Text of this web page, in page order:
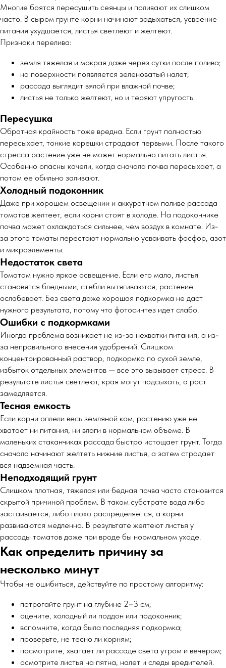
Многие боятся пересушить сеянцы и поливают их слишком
часто. В сыром грунте корни начинают задыхаться, усвоение
питания ухудшается, листья светлеют и желтеют.
Признаки перелива:
земля тяжелая и мокрая даже через сутки после полива;
на поверхности появляется зеленоватый налет;
рассада выглядит вялой при влажной почве;
листья не только желтеют, но и теряют упругость.
Пересушка
Обратная крайность тоже вредна. Если грунт полностью
пересыхает, тонкие корешки страдают первыми. После такого
стресса растение уже не может нормально питать листья.
Особенно опасны качели, когда сначала почва пересыхает, а
потом ее обильно заливают.
Холодный подоконник
Даже при хорошем освещении и аккуратном поливе рассада
томатов желтеет, если корни стоят в холоде. На подоконнике
почва может охлаждаться сильнее, чем воздух в комнате. Из-
за этого томаты перестают нормально усваивать фосфор, азот
и микроэлементы.
Недостаток света
Томатам нужно яркое освещение. Если его мало, листья
становятся бледными, стебли вытягиваются, растение
ослабевает. Без света даже хорошая подкормка не даст
нужного результата, потому что фотосинтез идет слабо.
Ошибки с подкормками
Иногда проблема возникает не из-за нехватки питания, а из-
за неправильного внесения удобрений. Слишком
концентрированный раствор, подкормка по сухой земле,
избыток отдельных элементов — все это вызывает стресс. В
результате листья светлеют, края могут подсыхать, а рост
замедляется.
Тесная емкость
Если корни оплели весь земляной ком, растению уже не
хватает ни питания, ни влаги в нормальном объеме. В
маленьких стаканчиках рассада быстро истощает грунт. Тогда
сначала начинают желтеть нижние листья, а затем страдает
вся надземная часть.
Неподходящий грунт
Слишком плотная, тяжелая или бедная почва часто становится
скрытой причиной проблем. В таком субстрате вода либо
застаивается, либо плохо распределяется, а корни
развиваются медленно. В результате желтеют листья у
рассады томатов даже при вроде бы нормальном уходе.
Как определить причину за
несколько минут
Чтобы не ошибиться, действуйте по простому алгоритму:
потрогайте грунт на глубине 2–3 см;
оцените, холодный ли поддон или подоконник;
вспомните, когда была последняя подкормка;
проверьте, не тесно ли корням;
посмотрите, хватает ли рассаде света утром и вечером;
осмотрите листья на пятна, налет и следы вредителей.